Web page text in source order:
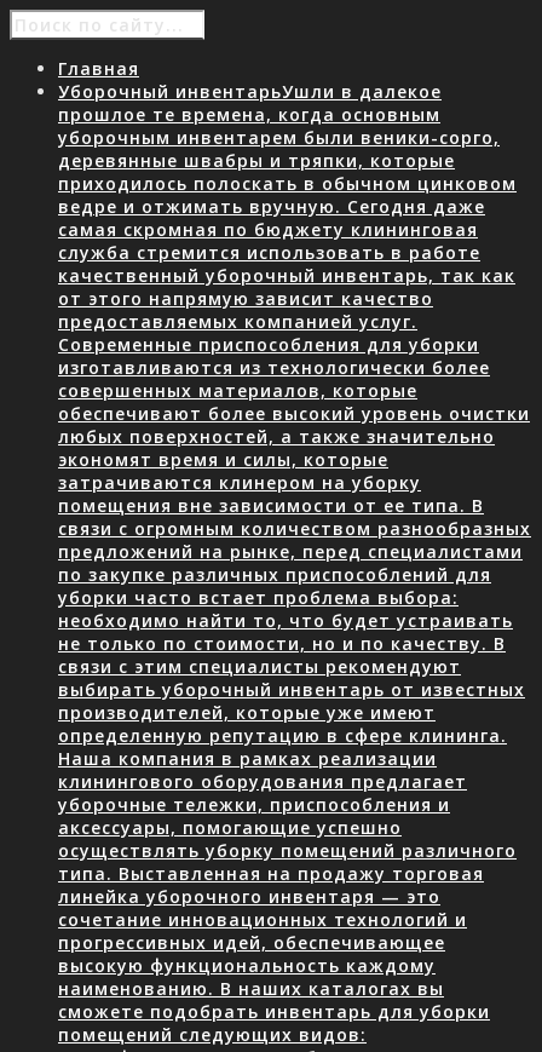
Главная
Уборочный инвентарьУшли в далекое
прошлое те времена, когда основным
уборочным инвентарем были веники-сорго,
деревянные швабры и тряпки, которые
приходилось полоскать в обычном цинковом
ведре и отжимать вручную. Сегодня даже
самая скромная по бюджету клининговая
служба стремится использовать в работе
качественный уборочный инвентарь, так как
от этого напрямую зависит качество
предоставляемых компанией услуг.
Современные приспособления для уборки
изготавливаются из технологически более
совершенных материалов, которые
обеспечивают более высокий уровень очистки
любых поверхностей, а также значительно
экономят время и силы, которые
затрачиваются клинером на уборку
помещения вне зависимости от ее типа. В
связи с огромным количеством разнообразных
предложений на рынке, перед специалистами
по закупке различных приспособлений для
уборки часто встает проблема выбора:
необходимо найти то, что будет устраивать
не только по стоимости, но и по качеству. В
связи с этим специалисты рекомендуют
выбирать уборочный инвентарь от известных
производителей, которые уже имеют
определенную репутацию в сфере клининга.
Наша компания в рамках реализации
клинингового оборудования предлагает
уборочные тележки, приспособления и
аксессуары, помогающие успешно
осуществлять уборку помещений различного
типа. Выставленная на продажу торговая
линейка уборочного инвентаря — это
сочетание инновационных технологий и
прогрессивных идей, обеспечивающее
высокую функциональность каждому
наименованию. В наших каталогах вы
сможете подобрать инвентарь для уборки
помещений следующих видов: